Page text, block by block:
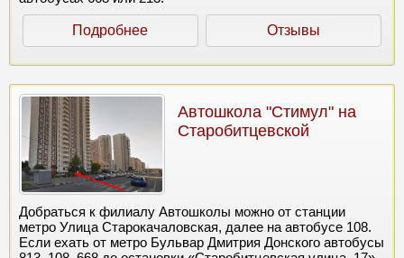
Подробнее Отзывы
Автошкола "Стимул" на
Старобитцевской
Добраться к филиалу Автошколы можно от станции
метро Улица Старокачаловская, далее на автобусе 108.
Если ехать от метро Бульвар Дмитрия Донского автобусы